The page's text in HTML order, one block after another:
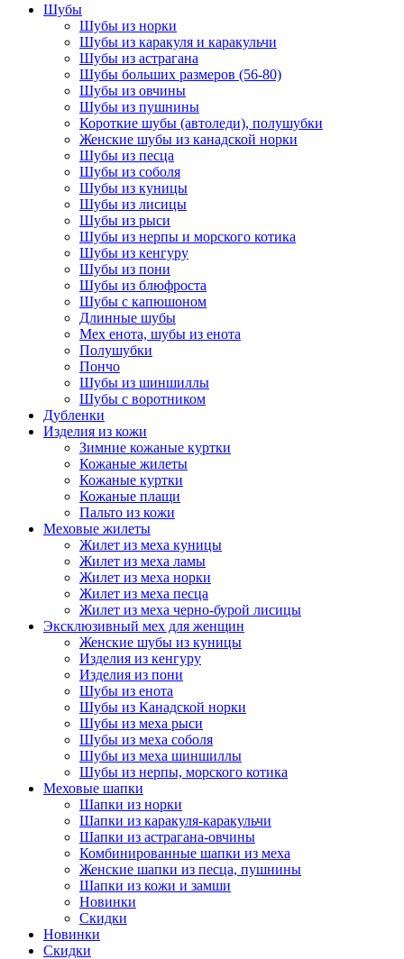
Шубы
Шубы из норки
Шубы из каракуля и каракульчи
Шубы из астрагана
Шубы больших размеров (56-80)
Шубы из овчины
Шубы из пушнины
Короткие шубы (автоледи), полушубки
Женские шубы из канадской норки
Шубы из песца
Шубы из соболя
Шубы из куницы
Шубы из лисицы
Шубы из рыси
Шубы из нерпы и морского котика
Шубы из кенгуру
Шубы из пони
Шубы из блюфроста
Шубы с капюшоном
Длинные шубы
Мех енота, шубы из енота
Полушубки
Пончо
Шубы из шиншиллы
Шубы с воротником
Дубленки
Изделия из кожи
Зимние кожаные куртки
Кожаные жилеты
Кожаные куртки
Кожаные плащи
Пальто из кожи
Меховые жилеты
Жилет из меха куницы
Жилет из меха ламы
Жилет из меха норки
Жилет из меха песца
Жилет из меха черно-бурой лисицы
Эксклюзивный мех для женщин
Женские шубы из куницы
Изделия из кенгуру
Изделия из пони
Шубы из енота
Шубы из Канадской норки
Шубы из меха рыси
Шубы из меха соболя
Шубы из меха шиншиллы
Шубы из нерпы, морского котика
Меховые шапки
Шапки из норки
Шапки из каракуля-каракульчи
Шапки из астрагана-овчины
Комбинированные шапки из меха
Женские шапки из песца, пушнины
Шапки из кожи и замши
Новинки
Скидки
Новинки
Скидки